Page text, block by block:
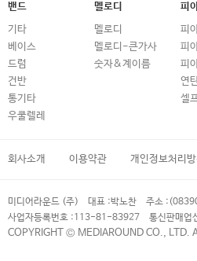
밴드
기타
베이스
드럼
건반
통기타
우쿨렐레
멜로디
멜로디
멜로디-큰가사
숫자&계이름
피
피
피
피
연
셀
회사소개 이용약관 개인정보처리방
미디어라운드 (주) 대표 :박노찬 주소 :
사업자등록번호 :113-81-83927 통신판매업
COPYRIGHT © MEDIAROUND CO., LTD.